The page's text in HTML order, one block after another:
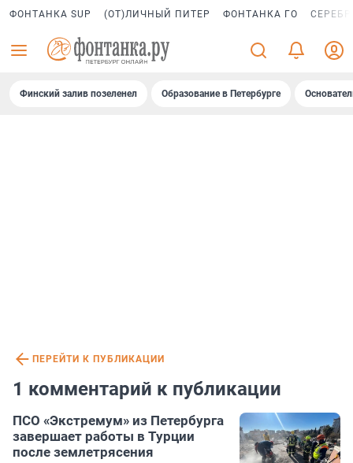
ФОНТАНКА SUP (ОТ)ЛИЧНЫЙ ПИТЕР ФОНТАНКА ГО
Финский залив позеленел Образование в Петербурге
ПЕРЕЙТИ К ПУБЛИКАЦИИ
1 комментарий к публикации
ПСО «Экстремум» из Петербурга
завершает работы в Турции
после землетрясения